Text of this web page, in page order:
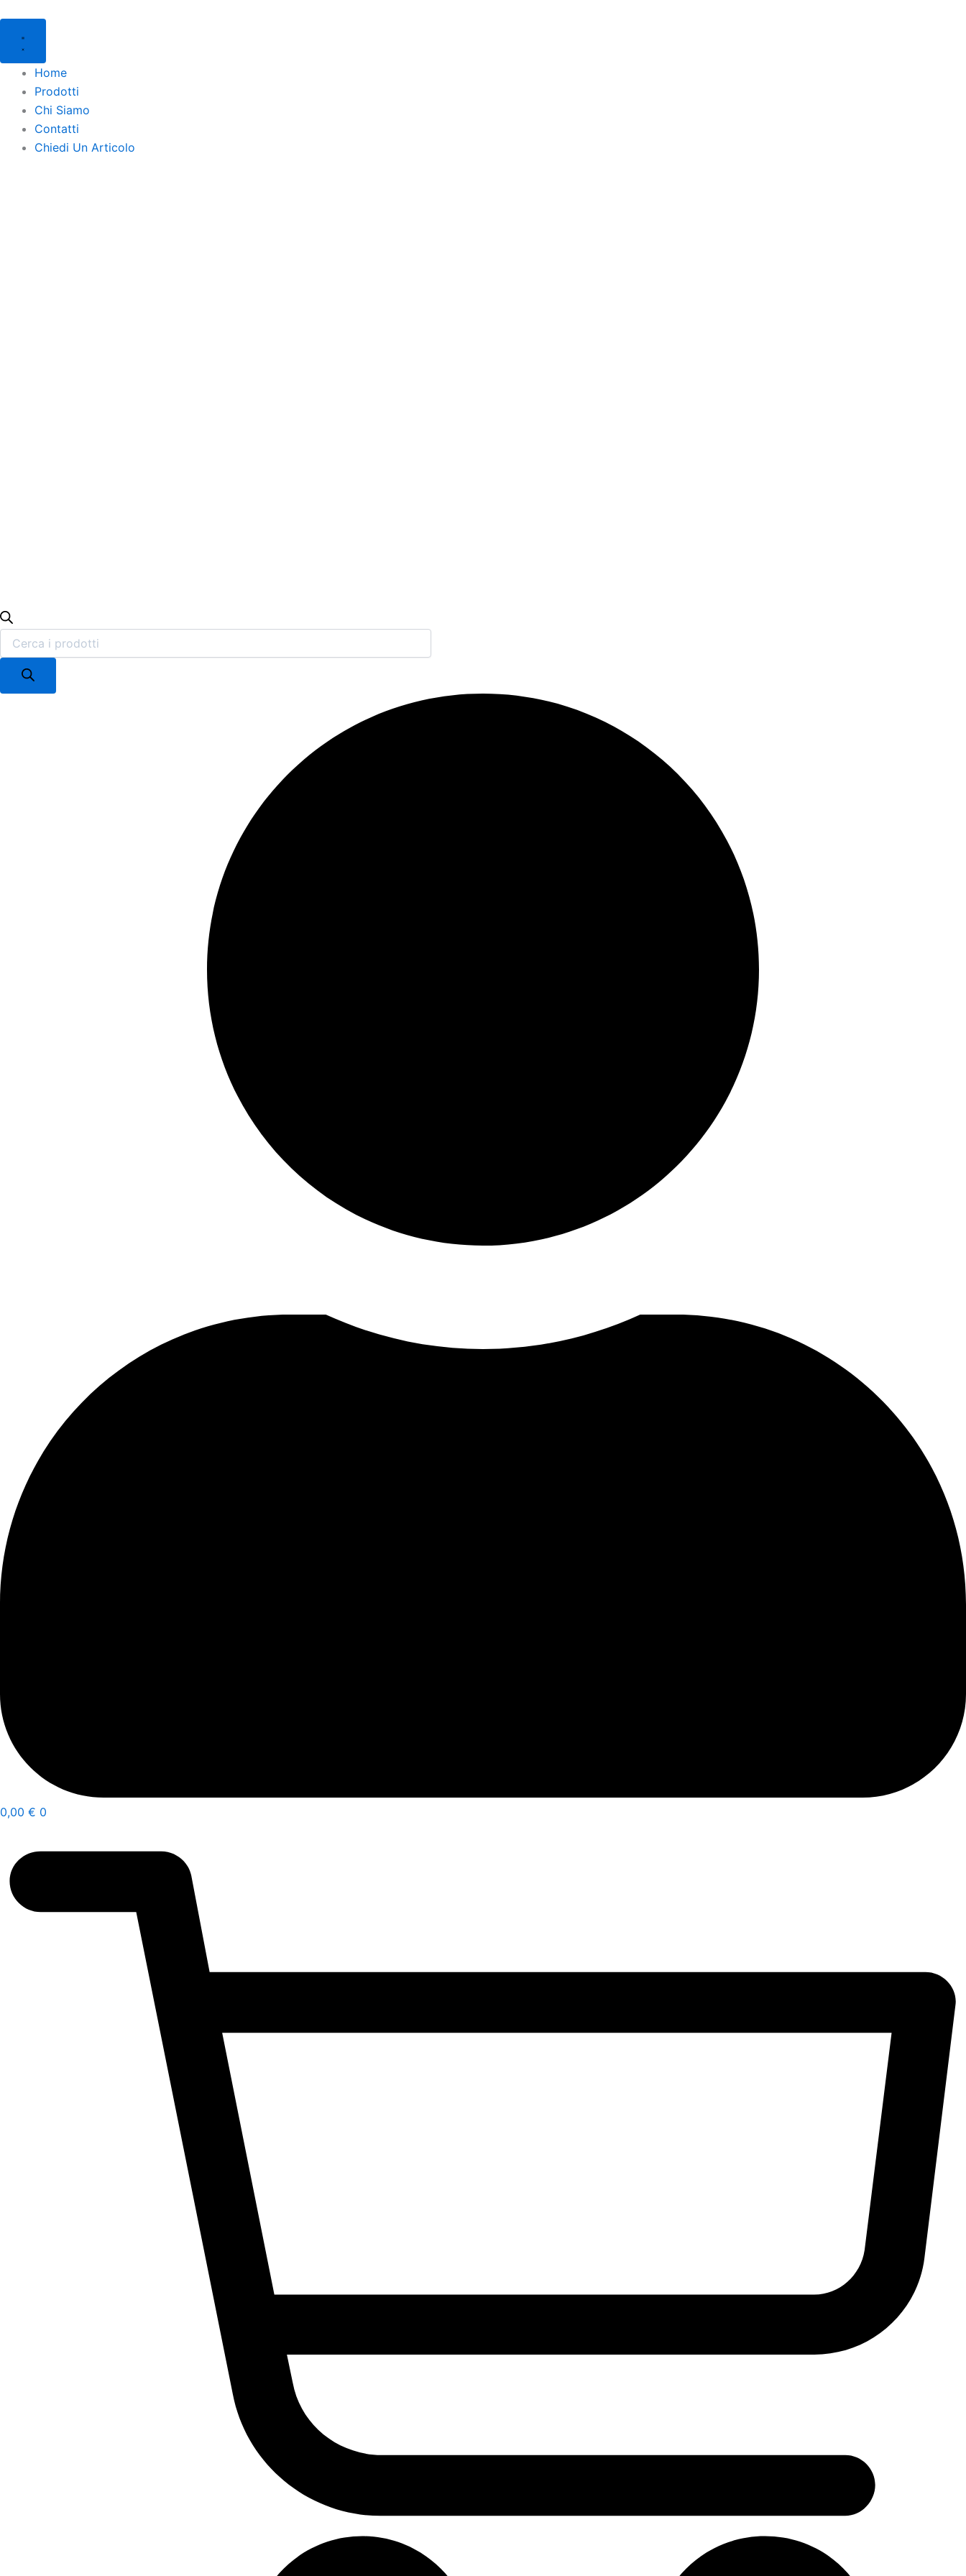
contenuto
Home
Prodotti
Chi Siamo
Contatti
Chiedi Un Articolo
search
0,00 € 0
search